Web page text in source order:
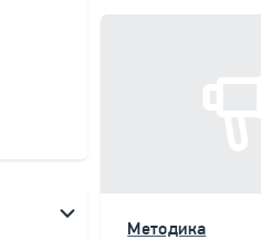
Методика